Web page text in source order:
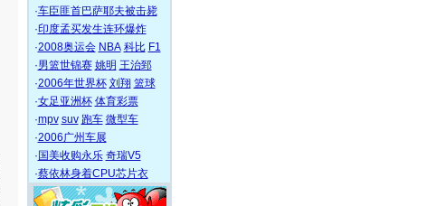
·车臣匪首巴萨耶夫被击毙
·印度孟买发生连环爆炸
·2008奥运会 NBA 科比 F1
·男篮世锦赛 姚明 王治郅
·2006年世界杯 刘翔 篮球
·女足亚洲杯 体育彩票
·mpv suv 跑车 微型车
·2006广州车展
· 国美收购永乐 奇瑞V5
·蔡依林身着CPU芯片衣